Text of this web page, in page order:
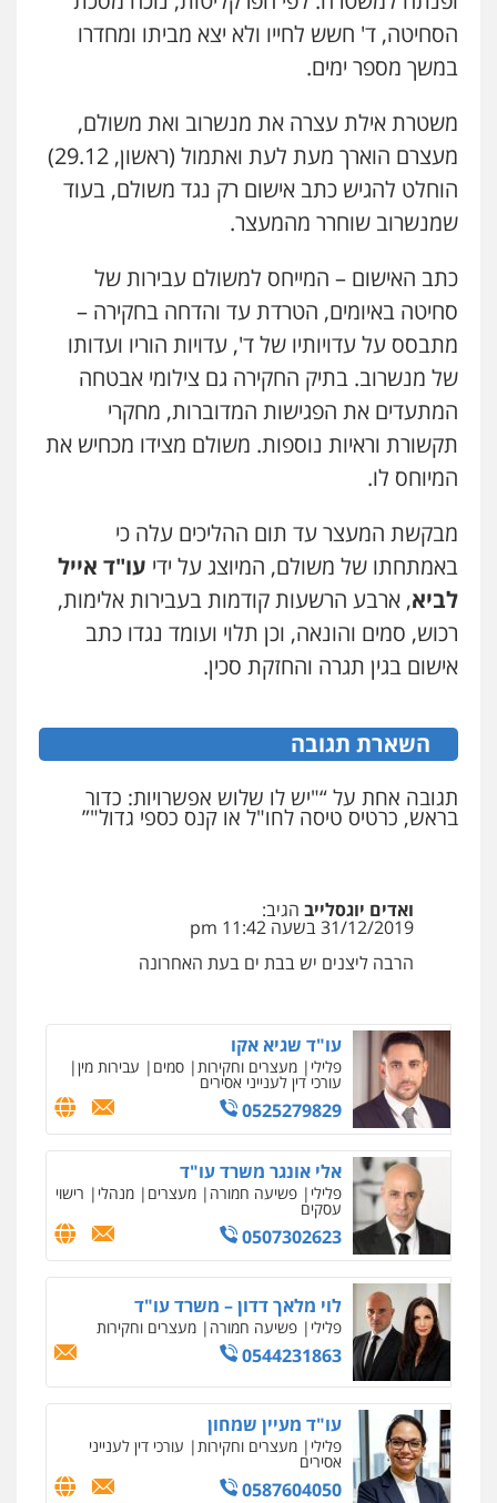
הסחיטה, ד' חשש לחייו ולא יצא מביתו ומחדרו
במשך מספר ימים.
משטרת אילת עצרה את מנשרוב ואת משולם,
מעצרם הוארך מעת לעת ואתמול (ראשון, 29.12)
הוחלט להגיש כתב אישום רק נגד משולם, בעוד
שמנשרוב שוחרר מהמעצר.
כתב האישום – המייחס למשולם עבירות של
סחיטה באיומים, הטרדת עד והדחה בחקירה –
מתבסס על עדויותיו של ד', עדויות הוריו ועדותו
של מנשרוב. בתיק החקירה גם צילומי אבטחה
המתעדים את הפגישות המדוברות, מחקרי
תקשורת וראיות נוספות. משולם מצידו מכחיש את
המיוחס לו.
מבקשת המעצר עד תום ההליכים עלה כי
באמתחתו של משולם, המיוצג על ידי עו"ד אייל
לביא, ארבע הרשעות קודמות בעבירות אלימות,
רכוש, סמים והונאה, וכן תלוי ועומד נגדו כתב
אישום בגין תגרה והחזקת סכין.
השארת תגובה
תגובה אחת על “"יש לו שלוש אפשרויות: כדור
בראש, כרטיס טיסה לחו"ל או קנס כספי גדול"”
ואדים יוגסלייב הגיב:
31/12/2019 בשעה 11:42 pm
הרבה ליצנים יש בבת ים בעת האחרונה
כבריאן, מזר – משרד עורכי דין
פלילי
עו"ד בועז קניג
פלילי משפחה כלכלי צבאי
0507003001
מנשה, אלמוג – עורכי דין
פלילי עבירות תנועה צווארון לבן תעבורה
עורכי דין לענייני אסירים מעצרים וחקירות
0546470989
עו"ד אבי כהן
פלילי פשיעה חמורה קטינים אלימות
סמים עבירות מין
ויקי שמואל – משרד עו"ד
פלילי משפט פלילי
0528959600
קורל קרוז – עורך דין פלילי
0545437431
עו"ד עלי סעדי
פלילי פשיעה חמורה ליווי וייצוג בחקירות
ומעצרים
עו"ד תומר בנישתי
פלילי מעצרים וחקירות
חמורה
עו"ד שגיא אקו
פלילי מעצרים וחקירות סמים עבירות מין
עורכי דין לענייני אסירים
0525279829
אלי אונגר משרד עו"ד
פלילי פשיעה חמורה מעצרים מנהלי רישוי
עסקים
0507302623
לוי מלאך דדון – משרד עו"ד
פלילי פשיעה חמורה מעצרים וחקירות
0544231863
עו"ד מעיין שמחון
פלילי מעצרים וחקירות עורכי דין לענייני
אסירים
0587604050